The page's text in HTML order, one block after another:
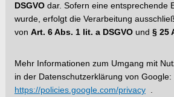
DSGVOdar. Sofern eine entsprechende
wurde, erfolgt die Verarbeitung
von Art. 6 Abs. 1 lit. a DSGVOund § 25
Mehr Informationen zum Umgang mit
in der Datenschutzerklärung von Google:
https://policies.google.com/privacy